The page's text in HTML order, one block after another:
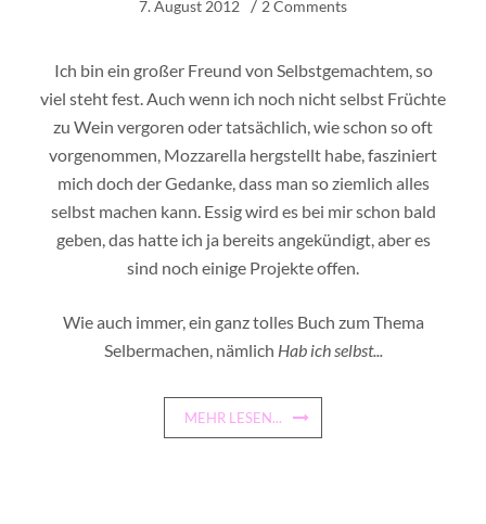
7. August 2012 2 Comments
Ich bin ein großer Freund von Selbstgemachtem, so
viel steht fest. Auch wenn ich noch nicht selbst Früchte
zu Wein vergoren oder tatsächlich, wie schon so oft
vorgenommen, Mozzarella hergstellt habe, fasziniert
mich doch der Gedanke, dass man so ziemlich alles
selbst machen kann. Essig wird es bei mir schon bald
geben, das hatte ich ja bereits angekündigt, aber es
sind noch einige Projekte offen.
Wie auch immer, ein ganz tolles Buch zum Thema
Selbermachen, nämlich Hab ich selbst...
MEHR LESEN...